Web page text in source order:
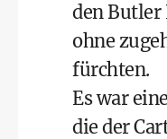
den Butler
ohne
fürchten.
Es war
die der